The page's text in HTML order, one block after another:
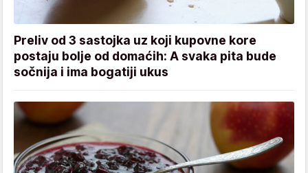
Preliv od 3 sastojka uz koji kupovne kore
postaju bolje od domaćih: A svaka pita bude
sočnija i ima bogatiji ukus